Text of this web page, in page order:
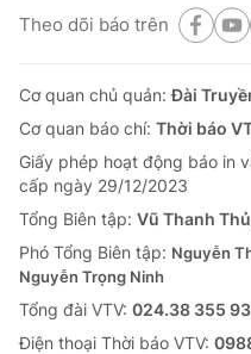
Theo dõi báo trên
Cơ quan chủ quản:Đài
Cơ quan báo chí: Thời báo
Giấy phép hoạt động báo in
cấp ngày 29/12/2023
Tổng Biên tập: Vũ Thanh
Phó Tổng Biên tập: Nguyễn
Nguyễn Trọng Ninh
Tổng đài VTV: 024.38 355
Ðiện thoại Thời báo VTV: